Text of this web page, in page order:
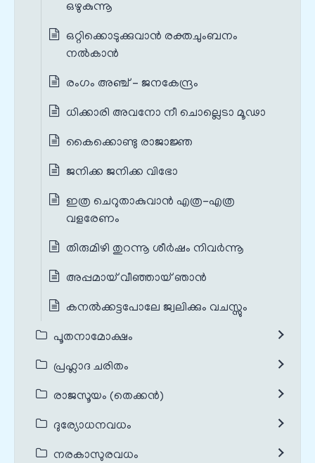
ഒഴുകുന്നൂ
ഒറ്റിക്കൊടുക്കുവാൻ രക്തചുംബനം
നല്‍കാൻ
രംഗം അഞ്ച് – ജനകേന്ദ്രം
ധിക്കാരി അവനോ നീ ചൊല്ലെടാ മൂഢാ
കൈക്കൊണ്ടു രാജാജ്ഞ
ജനിക്ക ജനിക്ക വിഭോ
ഇത്ര ചെറുതാകുവാൻ എത്ര-എത്ര
വളരേണം
തിരുമിഴി തുറന്നൂ ശീർഷം നിവര്‍ന്നൂ
അപ്പമായ്‌ വീഞ്ഞായ്‌ ഞാൻ
കനല്‍ക്കട്ടപോലേ ജ്വലിക്കും വചസ്സും
പൂതനാമോക്ഷം
പ്രഹ്ലാദ ചരിതം
രാജസൂയം (തെക്കൻ)
ദുര്യോധനവധം
നരകാസുരവധം